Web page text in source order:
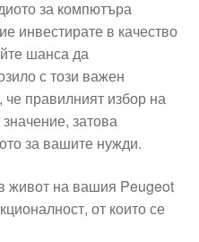
за компютъра
инвестирате в качество
шанса да
с този важен
правилният избор на
затова
за вашите нужди.
живот на вашия Peugeot
от които се